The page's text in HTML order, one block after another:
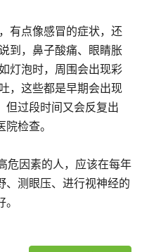
点像感冒的症状，还
到，鼻子酸痛、眼睛胀
灯泡时，周围会出现彩
，这些都是早期会出现
但过段时间又会反复出
检查。
因素的人，应该在每年
、测眼压、进行视神经的